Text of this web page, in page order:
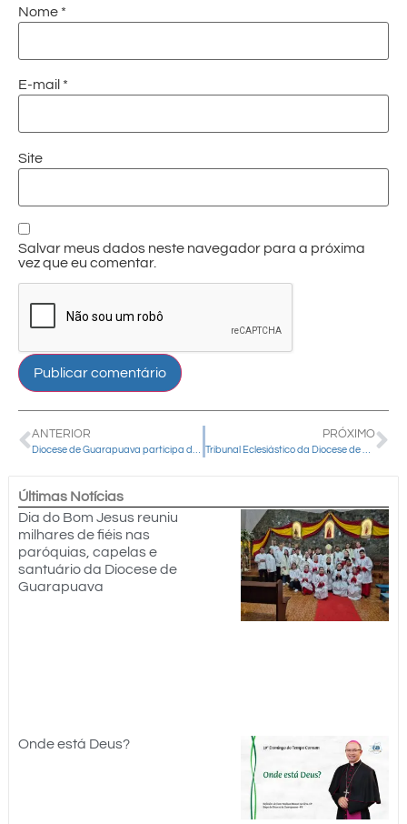
Nome *
E-mail *
Site
Salvar meus dados neste navegador para a próxima
vez que eu comentar.
ANTERIOR PRÓXIMO
Últimas Notícias
Dia do Bom Jesus reuniu
milhares de fiéis nas
paróquias, capelas e
santuário da Diocese de
Guarapuava
Onde está Deus?